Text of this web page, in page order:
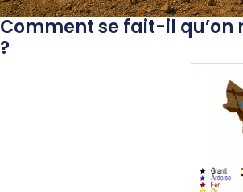
Comment se fait-il
?